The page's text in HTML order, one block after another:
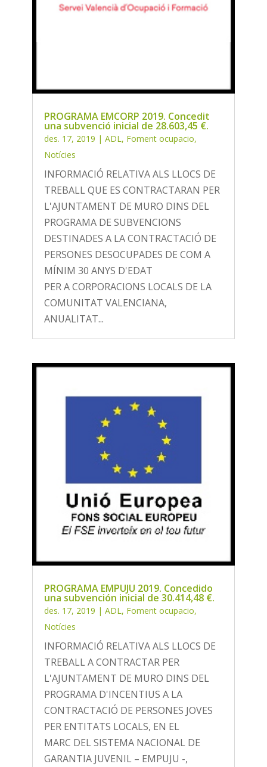
PROGRAMA EMCORP 2019. Concedit
una subvenció inicial de 28.603,45 €.
des. 17, 2019 | ADL, Foment ocupacio,
Notícies
INFORMACIÓ RELATIVA ALS LLOCS DE
TREBALL QUE ES CONTRACTARAN PER
L'AJUNTAMENT DE MURO DINS DEL
PROGRAMA DE SUBVENCIONS
DESTINADES A LA CONTRACTACIÓ DE
PERSONES DESOCUPADES DE COM A
MÍNIM 30 ANYS D'EDAT
PER A CORPORACIONS LOCALS DE LA
COMUNITAT VALENCIANA,
ANUALITAT...
PROGRAMA EMPUJU 2019. Concedido
una subvención inicial de 30.414,48 €.
des. 17, 2019 | ADL, Foment ocupacio,
Notícies
INFORMACIÓ RELATIVA ALS LLOCS DE
TREBALL A CONTRACTAR PER
L'AJUNTAMENT DE MURO DINS DEL
PROGRAMA D'INCENTIUS A LA
CONTRACTACIÓ DE PERSONES JOVES
PER ENTITATS LOCALS, EN EL
MARC DEL SISTEMA NACIONAL DE
GARANTIA JUVENIL – EMPUJU -,